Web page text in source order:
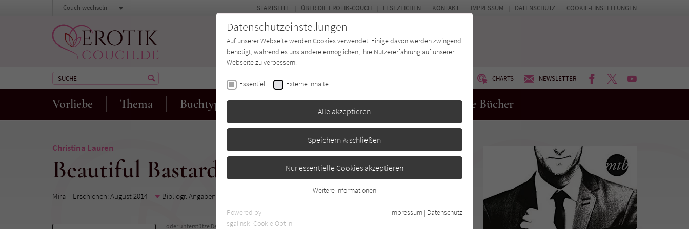
CHARTS NEWSLETTER FACEBOOKTWITTERYOUTUBE
Vorliebe Thema Buchtyp Autor*in Verlage Magazin Neue Bücher
STARTSEITE ÜBER DIE EROTIK-COUCH LESEZEICHEN KONTAKT IMPRESSUM DATENSCHUTZ COOKIE-EINSTELLUNGEN
Couch wechseln
Christina Lauren
Beautiful Bastard
Mira Erschienen: August 2014 Bibliogr. Angaben
oder unterstütze Deinen
Datenschutzeinstellungen
Auf unserer Webseite werden Cookies verwendet. Einige davon werden zwingend
benötigt, während es uns andere ermöglichen, Ihre Nutzererfahrung auf unserer
Webseite zu verbessern.
Essentiell Externe Inhalte
Alle akzeptieren
Speichern & schließen
Nur essentielle Cookies akzeptieren
Essentielle Cookies werden für grundlegende Funktionen der Webseite
benötigt. Dadurch ist gewährleistet, dass die Webseite einwandfrei
Weitere Informationen
Powered by
sgalinski Cookie Opt In
Impressum | Datenschutz